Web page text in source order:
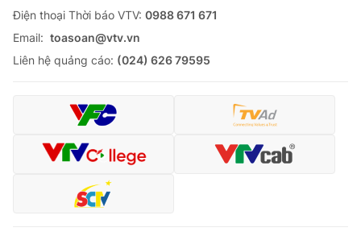
Ðiện thoại Thời báo VTV: 0988 671 671
Email: toasoan@vtv.vn
Liên hệ quảng cáo: (024) 626 79595